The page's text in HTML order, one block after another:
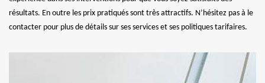
résultats. En outre les prix pratiqués sont très attractifs. N’hésitez pas à le
contacter pour plus de détails sur ses services et ses politiques tarifaires.